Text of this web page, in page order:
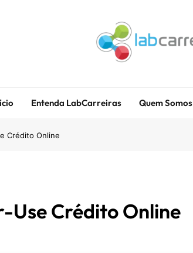
Entenda LabCarreiras Quem Somos
Crédito Online
Use Crédito Online